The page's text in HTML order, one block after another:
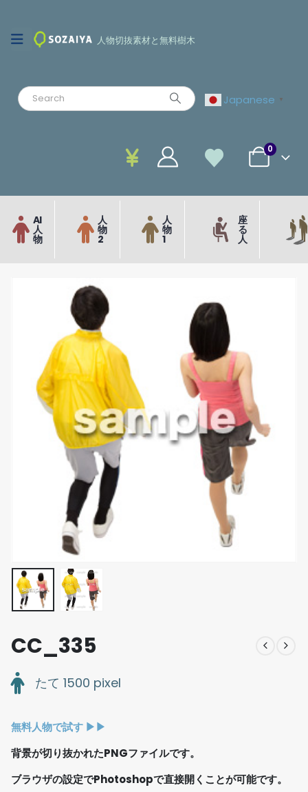
人物切抜素材と無料樹木
Japanese ▼
0
AI
人
物
人
物
2
人
物
1
座
る
人
CC_335
たて 1500 pixel
無料人物で試す ▶︎▶︎
背景が切り抜かれたPNGファイルです。
ブラウザの設定でPhotoshopで直接開くことが可能です。